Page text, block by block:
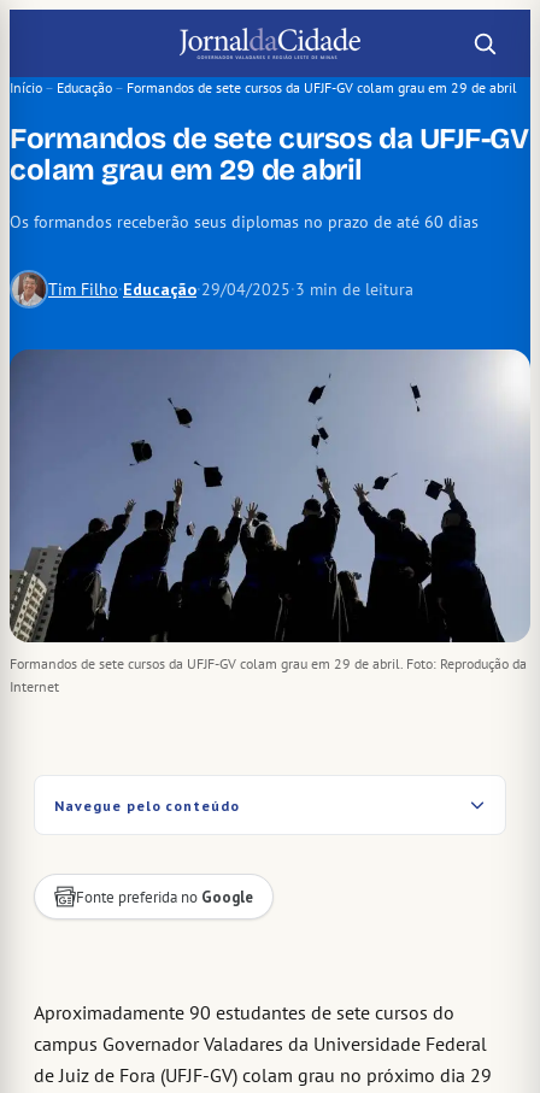
o
Início – Educação – Formandos de sete cursos da UFJF-GV colam grau em 29 de abril
Formandos de sete cursos da UFJF-GV
colam grau em 29 de abril
Os formandos receberão seus diplomas no prazo de até 60 dias
Tim Filho·Educação·29/04/2025·3 min de leitura
Formandos de sete cursos da UFJF-GV colam grau em 29 de abril. Foto: Reprodução da
Internet
Navegue pelo conteúdo
Fonte preferida no Google
Aproximadamente 90 estudantes de sete cursos do
campus Governador Valadares da Universidade Federal
de Juiz de Fora (UFJF-GV) colam grau no próximo dia 29